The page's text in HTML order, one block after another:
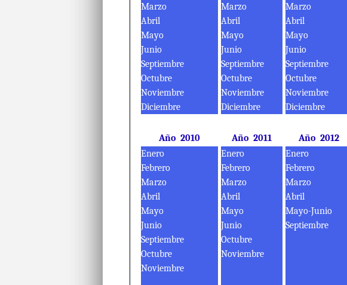
Marzo
Abril
Mayo
Junio
Septiembre
Octubre
Noviembre
Diciembre
Marzo
Abril
Mayo
Junio
Septiembre
Octubre
Noviembre
Diciembre
Marzo
Abril
Mayo
Junio
Septiembre
Octubre
Noviembre
Diciembre
Año 2010 Año 2011 Año 2012
Enero
Febrero
Marzo
Abril
Mayo
Junio
Septiembre
Octubre
Noviembre
Enero
Febrero
Marzo
Abril
Mayo
Junio
Octubre
Noviembre
Enero
Febrero
Marzo
Abril
Mayo-Junio
Septiembre